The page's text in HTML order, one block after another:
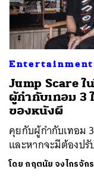
Entertainment
Jump Scare
ผู้กำกับเทอม 3
ของหนังผี
คุยกับผู้กำกับเทอม
และหากจะมีต้องปรั
โดย กฤตนัย จงไกรจักร